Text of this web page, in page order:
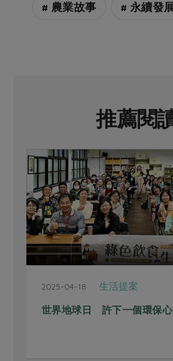
# 農業故事 # 永續發
推薦閱
2025-04-18 生活提案
世界地球日 許下一個環保